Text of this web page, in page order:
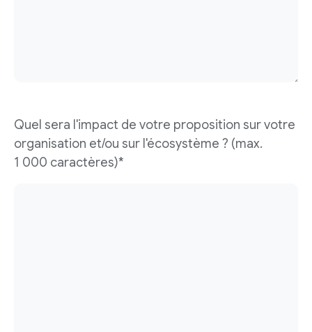
Quel sera l'impact de votre proposition sur votre
organisation et/ou sur l'écosystème ? (max.
1 000 caractères)*